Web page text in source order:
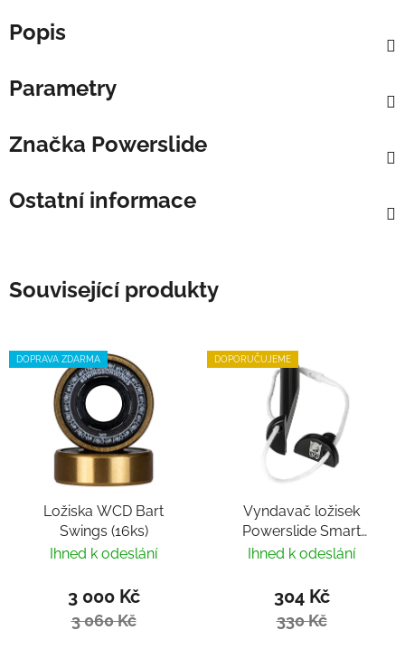
Popis
Parametry
Značka Powerslide
Ostatní informace
Související produkty
DOPRAVA ZDARMA
Ložiska WCD Bart
Swings (16ks)
Ihned k odeslání
3 000 Kč
3 060 Kč
DOPORUČUJEME
Vyndavač ložisek
Powerslide Smart
Bearing Remover by
Ihned k odeslání
304 Kč
330 Kč